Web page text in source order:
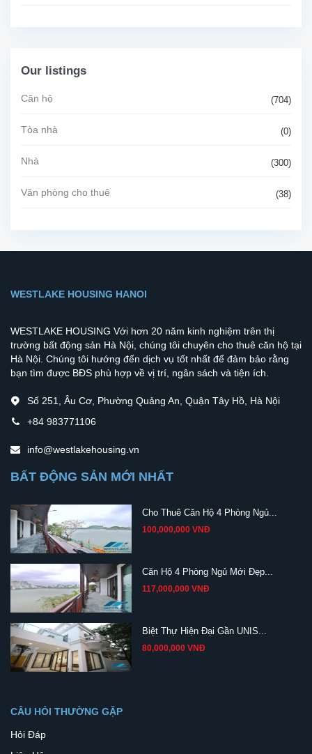
Our listings
Căn hộ (704)
Tòa nhà (0)
Nhà (300)
Văn phòng cho thuê (38)
WESTLAKE HOUSING HANOI
WESTLAKE HOUSING Với hơn 20 năm kinh nghiệm trên thị
trường bất động sản Hà Nội, chúng tôi chuyên cho thuê căn hộ tại
Hà Nội. Chúng tôi hướng đến dịch vụ tốt nhất để đảm bảo rằng
bạn tìm được BĐS phù hợp về vị trí, ngân sách và tiện ích.
Số 251, Âu Cơ, Phường Quảng An, Quận Tây Hồ, Hà Nội
+84 983771106
info@westlakehousing.vn
BẤT ĐỘNG SẢN MỚI NHẤT
Cho Thuê Căn Hộ 4 Phòng Ngủ...
100,000,000 VNĐ
Căn Hộ 4 Phòng Ngủ Mới Đẹp...
117,000,000 VNĐ
Biệt Thự Hiện Đại Gần UNIS...
80,000,000 VNĐ
CÂU HỎI THƯỜNG GẶP
Hỏi Đáp